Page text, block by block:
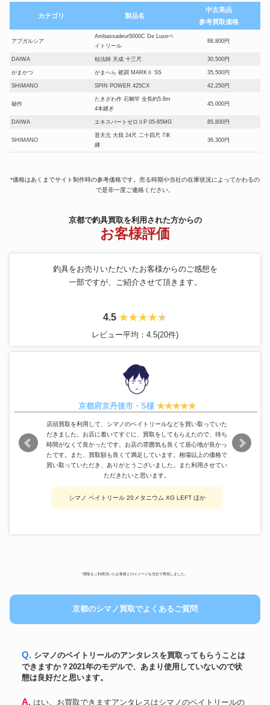
カテゴリ 製品名
中古美品
参考買取価格
アブガルシア
Ambassadeur5000C De Luxeベ
イトリール
88,800円
DAIWA 枯法師 天成 十三尺 30,500円
がまかつ がまへら 硬調 MARKⅡ SS 35,500円
SHIMANO SPIN POWER 425CX 42,250円
秘作
たきざわ作 石鯛竿 全長約5.8m
4本継ぎ
45,000円
DAIWA エキスパートゼロⅡP 05-85MG 85,800円
SHIMANO
普天元 大我 24尺 二十四尺 7本
継
36,300円
DAIWA シーボーク G200J 34,000円
SEA MIGHTY 120-360
ジーダイブ
04キススペシャル 405AX
GS-3000
がまへら幻壮天 二十七尺
MIYAMAE
がま磯 マスターモデルⅡ 口太
がまへら 華景 12尺
STELLA 22 C3000XG
アブガルシア
ール
125,200円
SHIMANO SPECIAL 競 MI H2.6 90 NM 68,400円
MiyaEpoch COMMAND Z-9
DC-24V
36,000円
*価格はあくまでサイト制作時の参考価格です。売る時期や当社の在庫状況によってかわるの
で是非一度ご連絡ください。
京都で釣具買取を利用された方からの
お客様評価
釣具をお売りいただいたお客様からのご感想を
一部ですが、ご紹介させて頂きます。
4.5
レビュー平均：4.5(20件)
京都府京丹後市・S様
店頭買取を利用して、シマノのベイトリールなどを買い取っていた
だきました。お店に着いてすぐに、買取をしてもらえたので、待ち
時間がなくて良かったです。お店の雰囲気も良くて居心地が良かっ
たです。また、買取額も良くて満足しています。相場以上の価格で
買い取っていただき、ありがとうございました。また利用させてい
ただきたいと思います。
シマノ ベイトリール 20メタニウム XG LEFT ほか
*買取をご利用頂いたお客様とのイメージを当社で再現しました。
京都のシマノ買取でよくあるご質問
Q. シマノのベイトリールのアンタレスを買取ってもらうことは
できますか？2021年のモデルで、あまり使用していないので状
態は良好だと思います。
A. はい。お買取できますアンタレスはシマノのベイトリールの